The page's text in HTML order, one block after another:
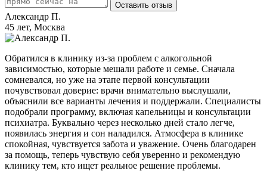
Оставить отзыв
Александр П.
45 лет, Москва
Обратился в клинику из-за проблем с алкогольной
зависимостью, которые мешали работе и семье. Сначала
сомневался, но уже на этапе первой консультации
почувствовал доверие: врачи внимательно выслушали,
объяснили все варианты лечения и поддержали. Специалисты
подобрали программу, включая капельницы и консультации
психиатра. Буквально через несколько дней стало легче,
появилась энергия и сон наладился. Атмосфера в клинике
спокойная, чувствуется забота и уважение. Очень благодарен
за помощь, теперь чувствую себя уверенно и рекомендую
клинику тем, кто ищет реальное решение проблемы.